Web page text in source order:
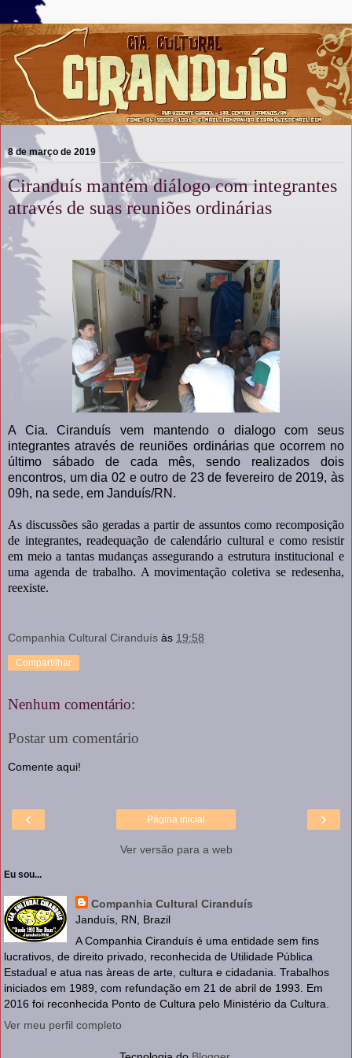
8 de março de 2019
Ciranduís mantém diálogo com integrantes
através de suas reuniões ordinárias
A Cia. Ciranduís vem mantendo o dialogo com seus
integrantes através de reuniões ordinárias que ocorrem no
último sábado de cada mês, sendo realizados dois
encontros, um dia 02 e outro de 23 de fevereiro de 2019, às
09h, na sede, em Janduís/RN.
As discussões são geradas a partir de assuntos como recomposição
de integrantes, readequação de calendário cultural e como resistir
em meio a tantas mudanças assegurando a estrutura institucional e
uma agenda de trabalho. A movimentação coletiva se redesenha,
reexiste.
Companhia Cultural Ciranduís às 19:58
Compartilhar
Nenhum comentário:
Postar um comentário
Comente aqui!
‹ ›
Página inicial
Ver versão para a web
Eu sou...
Companhia Cultural Ciranduís
Janduís, RN, Brazil
A Companhia Ciranduís é uma entidade sem fins
lucrativos, de direito privado, reconhecida de Utilidade Pública
Estadual e atua nas àreas de arte, cultura e cidadania. Trabalhos
iniciados em 1989, com refundação em 21 de abril de 1993. Em
2016 foi reconhecida Ponto de Cultura pelo Ministério da Cultura.
Ver meu perfil completo